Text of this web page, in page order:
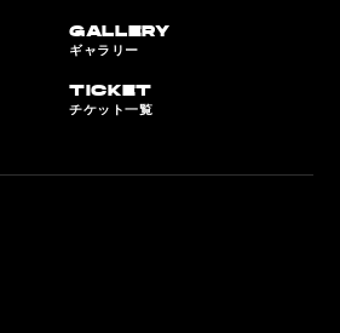
GALLERY
ギャラリー
TICKET
チケット一覧